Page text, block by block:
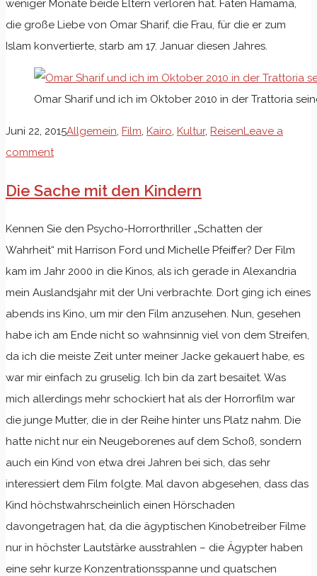
weniger Monate beide Eltern verloren hat. Faten Hamama,
die große Liebe von Omar Sharif, die Frau, für die er zum
Islam konvertierte, starb am 17. Januar diesen Jahres.
Omar Sharif und ich im Oktober 2010 in der Trattoria
Juni 22, 2015Allgemein Film Kairo Kultur, ReisenLeave a
comment
Die Sache mit den Kindern
Kennen Sie den Psycho-Horrorthriller „Schatten der
Wahrheit“ mit Harrison Ford und Michelle Pfeiffer? Der Film
kam im Jahr 2000 in die Kinos, als ich gerade in Alexandria
mein Auslandsjahr mit der Uni verbrachte. Dort ging ich eines
abends ins Kino, um mir den Film anzusehen. Nun, gesehen
habe ich am Ende nicht so wahnsinnig viel von dem Streifen,
da ich die meiste Zeit unter meiner Jacke gekauert habe, es
war mir einfach zu gruselig. Ich bin da zart besaitet. Was
mich allerdings mehr schockiert hat als der Horrorfilm war
die junge Mutter, die in der Reihe hinter uns Platz nahm. Die
hatte nicht nur ein Neugeborenes auf dem Schoß, sondern
auch ein Kind von etwa drei Jahren bei sich, das sehr
interessiert dem Film folgte. Mal davon abgesehen, dass das
Kind höchstwahrscheinlich einen Hörschaden
davongetragen hat, da die ägyptischen Kinobetreiber Filme
nur in höchster Lautstärke ausstrahlen – die Ägypter haben
eine sehr kurze Konzentrationsspanne und quatschen